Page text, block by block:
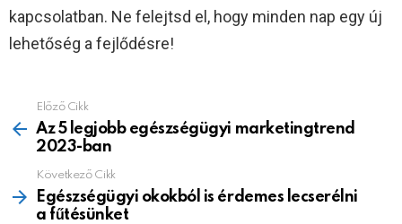
kapcsolatban. Ne felejtsd el, hogy minden nap egy új
lehetőség a fejlődésre!
more
Előző Cikk
Az 5 legjobb egészségügyi marketingtrend
2023-ban
Következő Cikk
Egészségügyi okokból is érdemes lecserélni
a fűtésünket